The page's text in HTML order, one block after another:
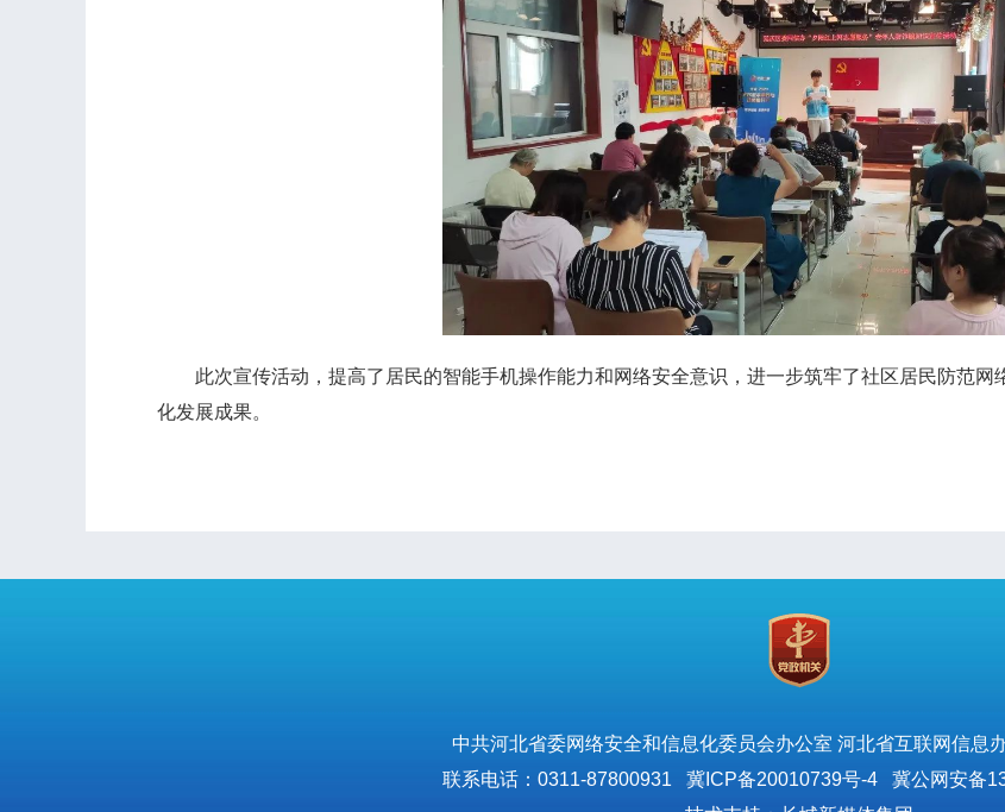
此次宣传活动，提高了居民的智能手机操作能力和网络安全意识，进一步筑牢了社区居民防范网
化发展成果。
中共河北省委网络安全和信息化委员会办公室 河北省互联网信息
联系电话：0311-87800931 冀ICP备20010739号-4 冀公网安备